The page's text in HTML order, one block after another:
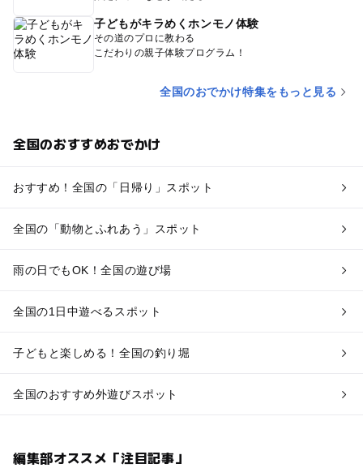
子どもがキラめくホンモノ体験
その道のプロに教わる
こだわりの親子体験プログラム！
全国のおでかけ特集をもっと見る
全国のおすすめおでかけ
おすすめ！全国の「日帰り」スポット
全国の「動物とふれあう」スポット
雨の日でもOK！全国の遊び場
全国の1日中遊べるスポット
子どもと楽しめる！全国の釣り堀
全国のおすすめ外遊びスポット
編集部オススメ「注目記事」